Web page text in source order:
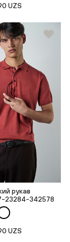
UZS
рукав
23284-342578
UZS